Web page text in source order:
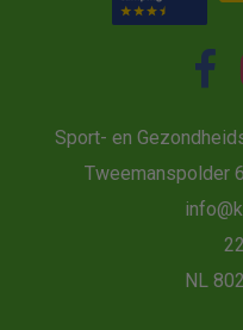
Sport- en
Tweemanspolder
NL